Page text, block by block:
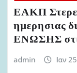
ΕΑΚΠ
ημερησιας
ΕΝΩΣΗΣ
admin Ιαν